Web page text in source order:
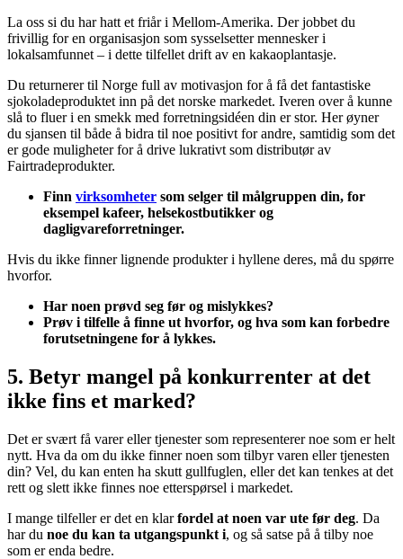
La oss si du har hatt et friår i Mellom-Amerika. Der jobbet du
frivillig for en organisasjon som sysselsetter mennesker i
lokalsamfunnet – i dette tilfellet drift av en kakaoplantasje.
Du returnerer til Norge full av motivasjon for å få det fantastiske
sjokoladeproduktet inn på det norske markedet. Iveren over å kunne
slå to fluer i en smekk med forretningsidéen din er stor. Her øyner
du sjansen til både å bidra til noe positivt for andre, samtidig som det
er gode muligheter for å drive lukrativt som distributør av
Fairtradeprodukter.
Finn virksomheter som selger til målgruppen din, for
eksempel kafeer, helsekostbutikker og
dagligvareforretninger.
Hvis du ikke finner lignende produkter i hyllene deres, må du spørre
hvorfor.
Har noen prøvd seg før og mislykkes?
Prøv i tilfelle å finne ut hvorfor, og hva som kan forbedre
forutsetningene for å lykkes.
5. Betyr mangel på konkurrenter at det
ikke fins et marked?
Det er svært få varer eller tjenester som representerer noe som er helt
nytt. Hva da om du ikke finner noen som tilbyr varen eller tjenesten
din? Vel, du kan enten ha skutt gullfuglen, eller det kan tenkes at det
rett og slett ikke finnes noe etterspørsel i markedet.
I mange tilfeller er det en klarfordel at noen var ute før deg. Da
har du noe du kan ta utgangspunkt i, og så satse på å tilby noe
som er enda bedre.